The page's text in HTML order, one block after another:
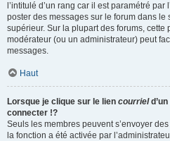
l’intitulé d’un rang car il est paramétré
poster des messages sur le forum dans le
supérieur. Sur la plupart des forums, cette
modérateur (ou un administrateur) peut
messages.
Haut
Lorsque je clique sur le lien courriel
connecter !?
Seuls les membres peuvent s’envoyer
la fonction a été activée par